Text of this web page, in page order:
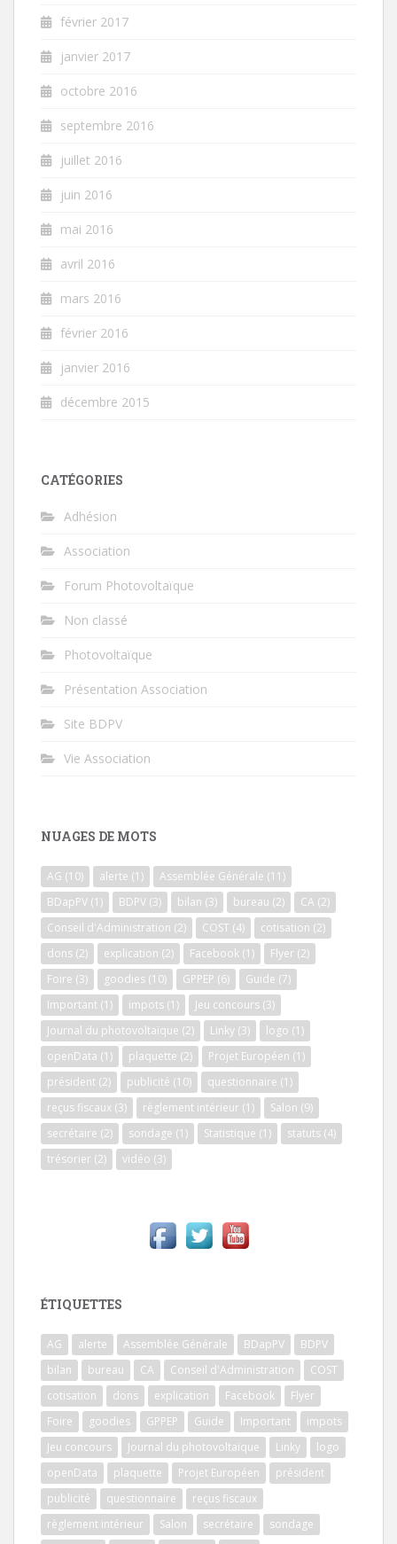
février 2017
janvier 2017
octobre 2016
septembre 2016
juillet 2016
juin 2016
mai 2016
avril 2016
mars 2016
février 2016
janvier 2016
décembre 2015
CATÉGORIES
Adhésion
Association
Forum Photovoltaïque
Non classé
Photovoltaïque
Présentation Association
Site BDPV
Vie Association
NUAGES DE MOTS
AG (10) alerte (1) Assemblée Générale (11)
BDapPV (1) BDPV (3) bilan (3) bureau (2) CA (2)
Conseil d'Administration (2) COST (4) cotisation (2)
dons (2) explication (2) Facebook (1) Flyer (2)
Foire (3) goodies (10) GPPEP (6) Guide (7)
Important (1) impots (1) Jeu concours (3)
Journal du photovoltaïque (2) Linky (3) logo (1)
openData (1) plaquette (2) Projet Européen (1)
président (2) publicité (10) questionnaire (1)
reçus fiscaux (3) règlement intérieur (1) Salon (9)
secrétaire (2) sondage (1) Statistique (1) statuts (4)
trésorier (2) vidéo (3)
ÉTIQUETTES
AG alerte Assemblée Générale BDapPV
BDPV
bilan
bureau CA Conseil d'Administration
COST
cotisation
dons explication Facebook
Flyer
Foire
goodies GPPEP Guide Important
impots
Jeu concours
Journal du photovoltaïque Linky
logo
openData
plaquette Projet Européen
président
publicité
questionnaire
reçus fiscaux
règlement intérieur
Salon secrétaire
sondage